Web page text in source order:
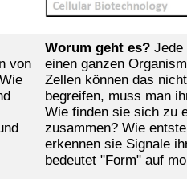
von
Worum geht es?Jede
einen ganzen
Zellen können das
begreifen, muss man
Wie finden sie sich zu
zusammen? Wie
erkennen sie Signale
bedeutet "Form" auf